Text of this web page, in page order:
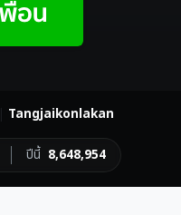
ปีนี้ 8,648,954
Tangjaikonlakan